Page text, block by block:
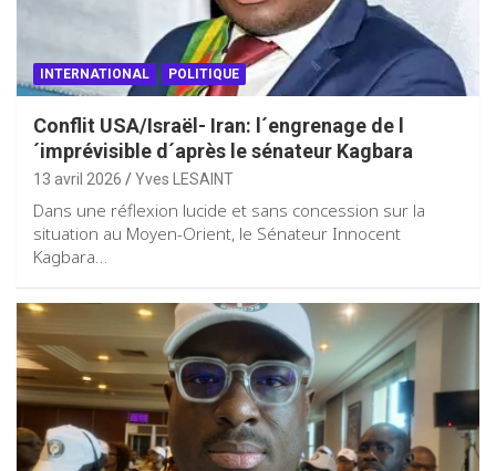
INTERNATIONAL POLITIQUE
Conflit USA/Israël- Iran: l´engrenage de l
´imprévisible d´après le sénateur Kagbara
13 avril 2026 Yves LESAINT
Dans une réflexion lucide et sans concession sur la
situation au Moyen-Orient, le Sénateur Innocent
Kagbara…